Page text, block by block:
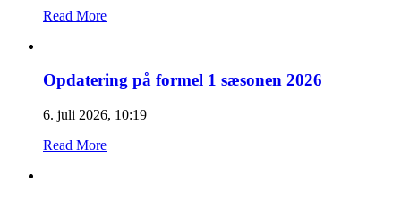
Read More
Opdatering på formel 1 sæsonen 2026
6. juli 2026, 10:19
Read More